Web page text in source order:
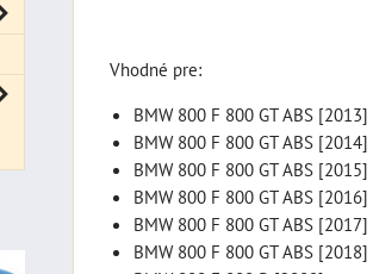
Vhodné pre:
BMW 800 F 800 GT ABS [2013]
BMW 800 F 800 GT ABS [2014]
BMW 800 F 800 GT ABS [2015]
BMW 800 F 800 GT ABS [2016]
BMW 800 F 800 GT ABS [2017]
BMW 800 F 800 GT ABS [2018]